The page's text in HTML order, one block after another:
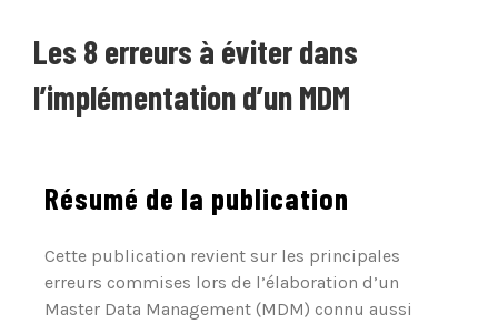
Les 8 erreurs à éviter dans
l’implémentation d’un MDM
Résumé de la publication
Cette publication revient sur les principales
erreurs commises lors de l’élaboration d’un
Master Data Management (MDM) connu aussi